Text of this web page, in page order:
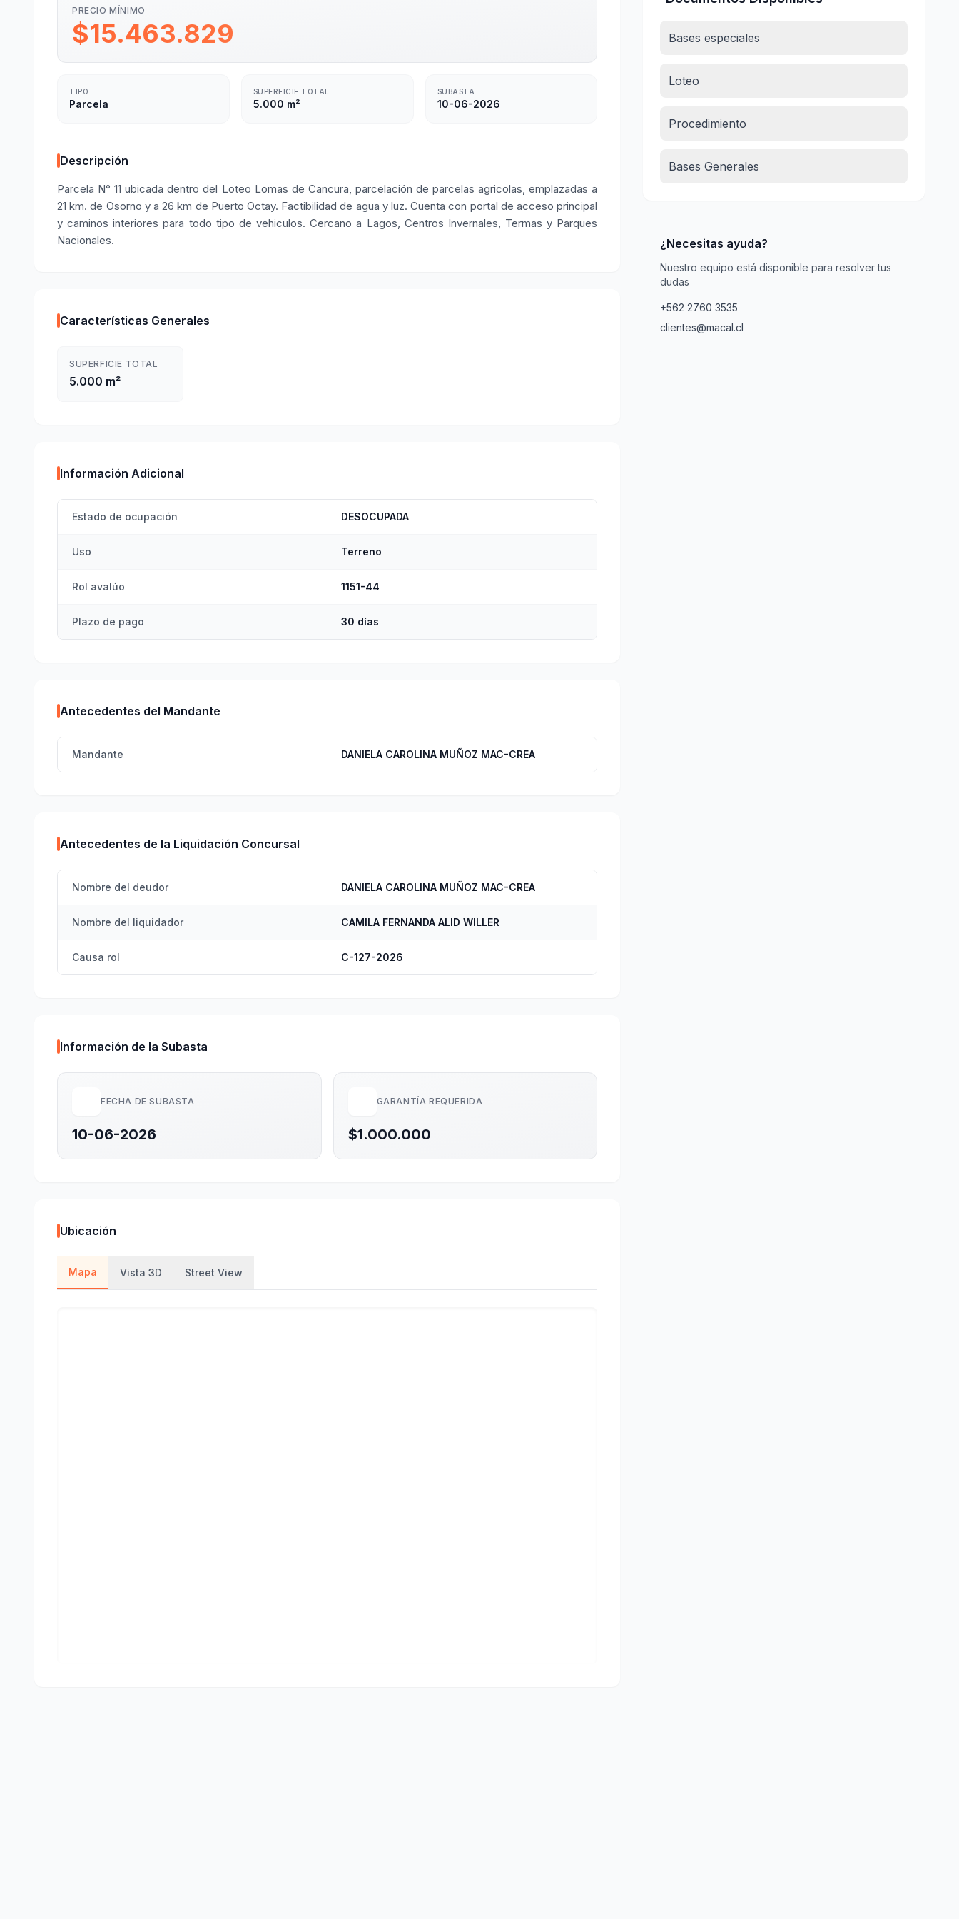
PRECIO MÍNIMO
$15.463.829
TIPO
Parcela
SUPERFICIE TOTAL
5.000 m²
SUBASTA
10-06-2026
Descripción
Parcela N° 11 ubicada dentro del Loteo Lomas de Cancura, parcelación de parcelas agricolas, emplazadas a
21 km. de Osorno y a 26 km de Puerto Octay. Factibilidad de agua y luz. Cuenta con portal de acceso principal
y caminos interiores para todo tipo de vehiculos. Cercano a Lagos, Centros Invernales, Termas y Parques
Nacionales.
Características Generales
SUPERFICIE TOTAL
5.000 m²
Información Adicional
Estado de ocupación DESOCUPADA
Uso Terreno
Rol avalúo 1151-44
Plazo de pago 30 días
Antecedentes del Mandante
Mandante DANIELA CAROLINA MUÑOZ MAC-CREA
Antecedentes de la Liquidación Concursal
Nombre del deudor DANIELA CAROLINA MUÑOZ MAC-CREA
Nombre del liquidador CAMILA FERNANDA ALID WILLER
Causa rol C-127-2026
Información de la Subasta
FECHA DE SUBASTA
10-06-2026
GARANTÍA REQUERIDA
$1.000.000
Ubicación
Mapa Vista 3D Street View
Bases especiales
Loteo
Procedimiento
Bases Generales
¿Necesitas ayuda?
Nuestro equipo está disponible para resolver tus
dudas
+562 2760 3535
clientes@macal.cl